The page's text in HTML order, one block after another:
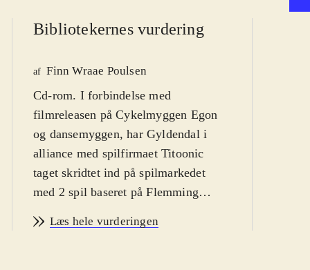
Bibliotekernes vurdering
af Finn Wraae Poulsen
Cd-rom. I forbindelse med
filmreleasen på Cykelmyggen Egon
og dansemyggen, har Gyldendal i
alliance med spilfirmaet Titoonic
taget skridtet ind på spilmarkedet
med 2 spil baseret på Flemming
billedbogsfigur. Nærværende spil er
Læs hele vurderingen